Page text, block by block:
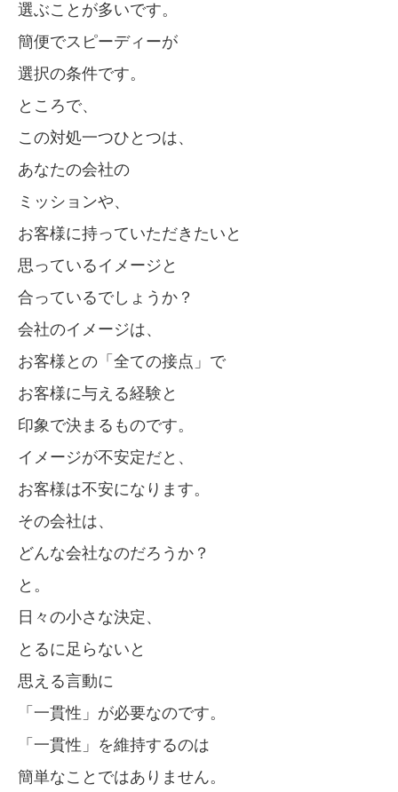
選ぶことが多いです。
簡便でスピーディーが
選択の条件です。
ところで、
この対処一つひとつは、
あなたの会社の
ミッションや、
お客様に持っていただきたいと
思っているイメージと
合っているでしょうか？
会社のイメージは、
お客様との「全ての接点」で
お客様に与える経験と
印象で決まるものです。
イメージが不安定だと、
お客様は不安になります。
その会社は、
どんな会社なのだろうか？
と。
日々の小さな決定、
とるに足らないと
思える言動に
「一貫性」が必要なのです。
「一貫性」を維持するのは
簡単なことではありません。